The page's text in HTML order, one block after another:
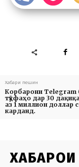
Хабари пешин
Корбарони Telegram
тӯҳфаҳо дар 30
аз 1 миллион доллар
карданд.